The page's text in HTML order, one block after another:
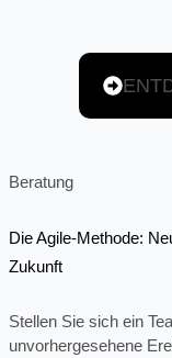
Beratung
Die Agile-Methode:
Zukunft
Stellen Sie sich ein
unvorhergesehene